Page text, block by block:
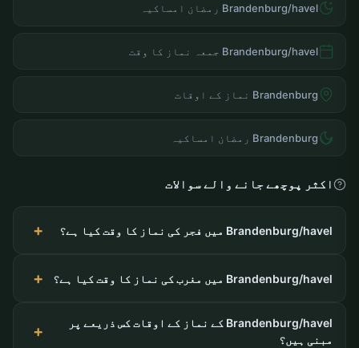
Brandenburg/havel رمضان امساکیہ
Brandenburg/havel جمعہ نماز کا وقت
Brandenburg نماز کے اوقات
Brandenburg رمضان امساکیہ
اکثر پوچھے جانے والے سوالات
Brandenburg/havel میں فجر کی نماز کا وقت کیا ہے؟
Brandenburg/havel میں مغرب کی نماز کا وقت کیا ہے؟
Brandenburg/havel کے نماز کے اوقات کس ذریعے پر
مبنی ہیں؟